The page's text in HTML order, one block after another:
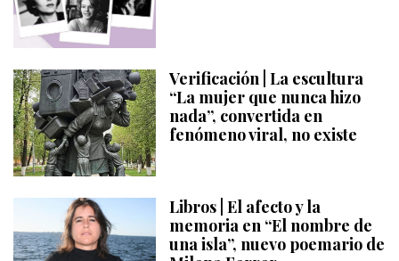
Verificación | La escultura
“La mujer que nunca hizo
nada”, convertida en
fenómeno viral, no existe
Libros | El afecto y la
memoria en “El nombre de
una isla”, nuevo poemario de